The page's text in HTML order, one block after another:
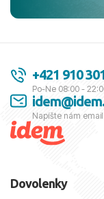
+421 910
Po-Ne 08:00 -
Napíšte nám email
Dovolenky